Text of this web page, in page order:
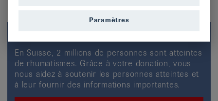
En Suisse, 2 millions de personnes sont atteintes
de rhumatismes. Grâce à votre donation, vous
nous aidez à soutenir les personnes atteintes et
à leur fournir des informations importantes.
Paramètres